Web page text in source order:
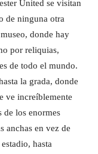
United se visitan
de ninguna otra
donde hay
por reliquias,
de todo el mundo.
la grada, donde
ve increíblemente
de los enormes
anchas en vez de
hasta